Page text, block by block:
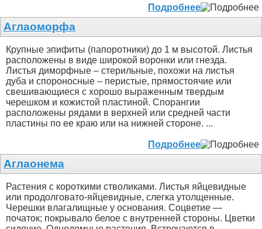
Подробнее
Аглаоморфа
Крупные эпифиты (папоротники) до 1 м высотой. Листья
расположены в виде широкой воронки или гнезда.
Листья диморфные – стерильные, похожи на листья
дуба и спороносные – перистые, прямостоячие или
свешивающиеся с хорошо выраженным твердым
черешком и кожистой пластиной. Спорангии
расположены рядами в верхней или средней части
пластины по ее краю или на нижней стороне. ...
Подробнее
Аглаонема
Растения с короткими стволиками. Листья яйцевидные
или продолговато-яйцевидные, слегка утолщенные.
Черешки влагалищные у основания. Соцветие —
початок; покрывало белое с внутренней стороны. Цветки